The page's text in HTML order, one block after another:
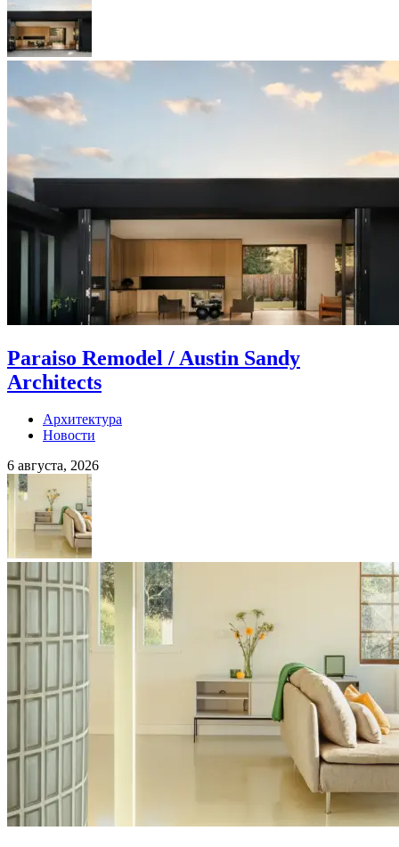
Paraiso Remodel / Austin Sandy
Architects
Архитектура
Новости
6 августа, 2026